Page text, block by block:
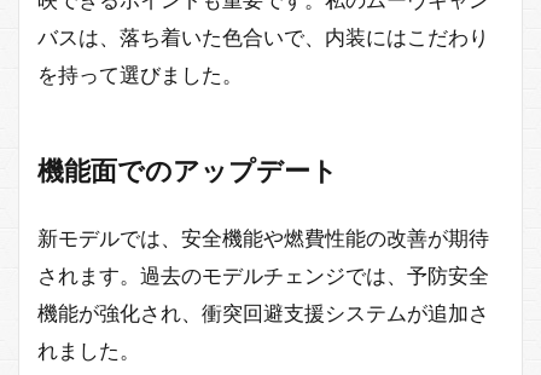
バスは、落ち着いた色合いで、内装にはこだわり
を持って選びました。
機能面でのアップデート
新モデルでは、安全機能や燃費性能の改善が期待
されます。過去のモデルチェンジでは、予防安全
機能が強化され、衝突回避支援システムが追加さ
れました。